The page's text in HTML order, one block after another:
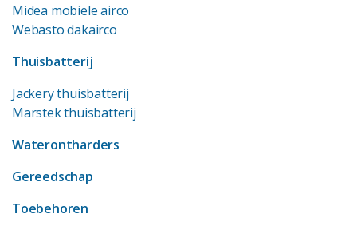
Midea mobiele airco
Webasto dakairco
Thuisbatterij
Jackery thuisbatterij
Marstek thuisbatterij
Waterontharders
Gereedschap
Toebehoren